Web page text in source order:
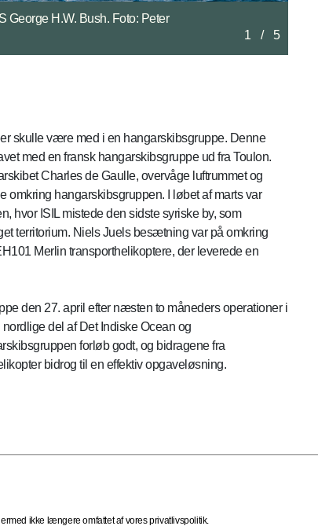
2 / 5
Seahawk. Foto: Peter Willemoes /
skulle være med i en hangarskibsgruppe. Denne
med en fransk hangarskibsgruppe ud fra Toulon.
Charles de Gaulle, overvåge luftrummet og
omkring hangarskibsgruppen. I løbet af marts var
hvor ISIL mistede den sidste syriske by, som
territorium. Niels Juels besætning var på omkring
Merlin transporthelikoptere, der leverede en
den 27. april efter næsten to måneders operationer i
del af Det Indiske Ocean og
forløb godt, og bidragene fra
bidrog til en effektiv opgaveløsning.
ikke længere omfattet af vores privatlivspolitik.